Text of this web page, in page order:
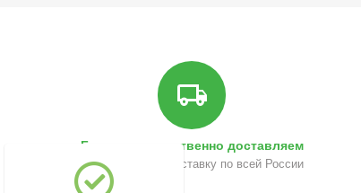
Быстро и качественно доставляем
Осуществляем доставку по всей России